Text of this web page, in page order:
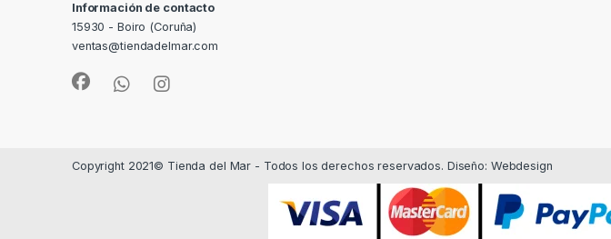
Información de contacto
15930 - Boiro (Coruña)
ventas@tiendadelmar.com
Copyright 2021© Tienda del Mar - Todos los derechos reservados. Diseño: Webdesign